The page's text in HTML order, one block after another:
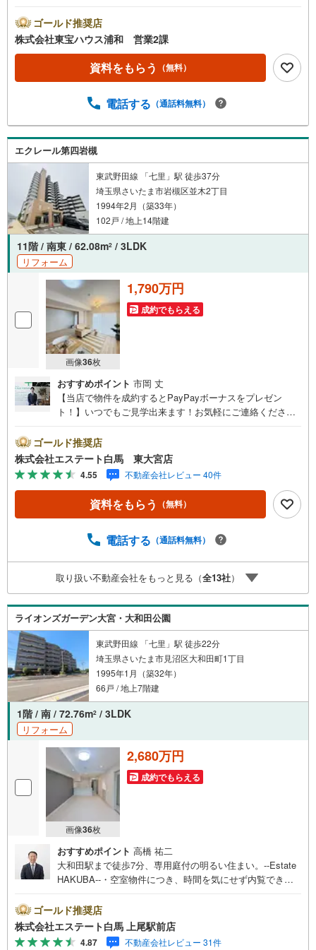
お問い合わせがスムーズにご案内できますぜひお気軽にご
連絡下さい！東宝ハウスライフソリューションズグルー
プ 東宝ハウス浦和 特別提携金利〔一例〕東宝ハウス浦
和の住宅ローン■変動金利全期間引下げプラン⇒住宅ローン
金利優遇割の最大適用《0.89％》と某信用金庫金利1.275％
万円※2026年7月末実行分まで（審査・要件があります）◇
つけサポート、Club Offプレミアムなど多彩なサービスがご
ざいます
ゴールド推奨店
株式会社東宝ハウス浦和 営業2課
資料をもらう （無料）
電話する （通話料無料）
エクレール第四岩槻
東武野田線 「七里」駅 徒歩37分
埼玉県さいたま市岩槻区並木2丁目
1994年2月（築33年）
102戸 / 地上14階建
11階 / 南東 / 62.08m2 / 3LDK
リフォーム
画像36枚
1,790万円
成約でもらえる
おすすめポイント 市岡 丈
【当店で物件を成約するとPayPayボーナスをプレゼン
ト！】いつでもご見学出来ます！お気軽にご連絡くださ
来店しやすい店舗です。お気軽にお立ち寄り下さい。～人
気のリモート見学・リモート相談サービス～・小さいお子
様や家事で外出できない、天気が悪く外出したくない時・L
INEやZOOMなど無料のアプリですぐにご利用いただけま
す・リモート見学はスタッフがご興味ある物件の現地から
映像をお届けします・写真では伝わりにくい「空気感」や
しっかり確認できます・リモート相談は第三者による住宅
対1で・バーチャル背景でプライバシーも安心・忙しいパー
トナーに変わって予め確認も・別々の場所から家族みんな
で参加もできます・お気軽にご相談下さい～営業時間～9:3
0～18:30こちらのお時間でしたらお電話でのお問合せがス
ムーズですお気軽にお問合せください
ゴールド推奨店
株式会社エステート白馬 東大宮店
4.55 不動産会社レビュー 40件
資料をもらう （無料）
電話する （通話料無料）
取り扱い不動産会社をもっと見る（全13社）
ライオンズガーデン大宮・大和田公園
東武野田線 「七里」駅 徒歩22分
埼玉県さいたま市見沼区大和田町1丁目
1995年1月（築32年）
66戸 / 地上7階建
1階 / 南 / 72.76m2 / 3LDK
リフォーム
画像36枚
2,680万円
成約でもらえる
おすすめポイント 高橋 祐二
大和田駅まで徒歩7分、専用庭付の明るい住まい。--Estate
HAKUBA--・空室物件につき、時間を気にせず内覧できま
す。・南向きの角部屋設計。爽やかな風と光が部屋に届き
ます。・嬉しい専用庭付き。ガーデニングなども楽しめま
す。・便利なウォークインクローゼット付で室内すっき
ゴールド推奨店
株式会社エステート白馬 上尾駅前店
4.87 不動産会社レビュー 31件